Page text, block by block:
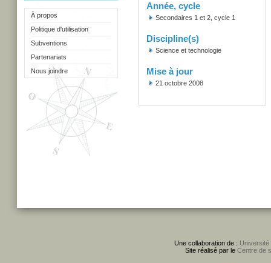
À propos
Politique d'utilisation
Subventions
Partenariats
Nous joindre
Année, cycle
Secondaires 1 et 2, cycle 1
Discipline(s)
Science et technologie
Mise à jour
21 octobre 2008
Une collaboration de : Université
Site réalisé par le Centre de